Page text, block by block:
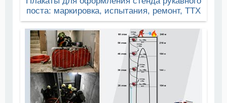
поста: маркировка, испытания, ремонт, ТТХ